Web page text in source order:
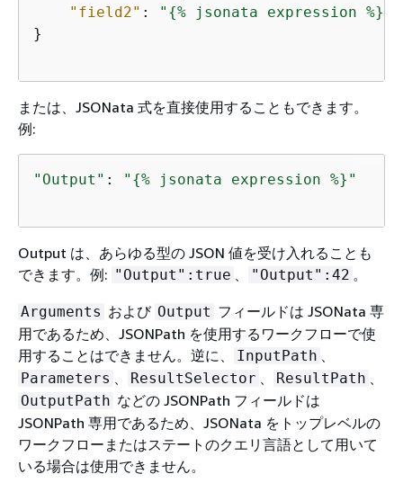
"field2" : " {% jsonata expression %}"
}
または、JSONata 式を直接使用することもできます。
例:
"Output" : " {% jsonata expression %}"
Output は、あらゆる型の JSON 値を受け入れることも
できます。例: "Output":true "Output":42 。
Arguments および Output フィールドは JSONata 専
用であるため、JSONPath を使用するワークフローで使
用することはできません。逆に、
InputPath
Parameters ResultSelector ResultPath
OutputPath などの JSONPath フィールドは
JSONPath 専用であるため、JSONata をトップレベルの
ワークフローまたはステートのクエリ言語として用いて
いる場合は使用できません。